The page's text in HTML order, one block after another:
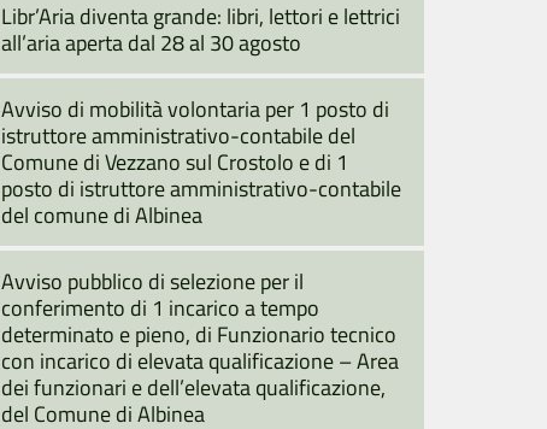
Libr’Aria diventa grande: libri, lettori e lettrici
all’aria aperta dal 28 al 30 agosto
Avviso di mobilità volontaria per 1 posto di
istruttore amministrativo-contabile del
Comune di Vezzano sul Crostolo e di 1
posto di istruttore amministrativo-contabile
del comune di Albinea
Avviso pubblico di selezione per il
conferimento di 1 incarico a tempo
determinato e pieno, di Funzionario tecnico
con incarico di elevata qualificazione – Area
dei funzionari e dell’elevata qualificazione,
del Comune di Albinea